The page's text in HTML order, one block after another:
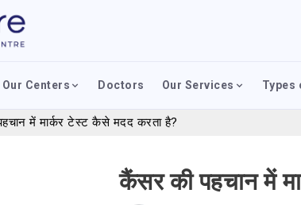
Our Centers Doctors Our Services Types
में मार्कर टेस्ट कैसे मदद करता है?
कैंसर की पहचान में